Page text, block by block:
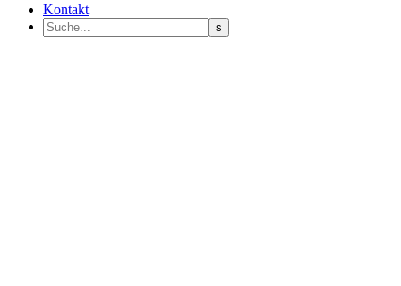
Kontakt